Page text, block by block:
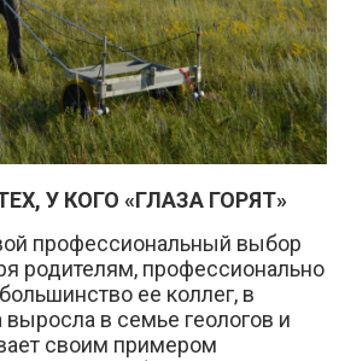
У КОГО «ГЛАЗА ГОРЯТ»
профессиональный выбор
родителям, профессионально
ее коллег, в
в семье геологов и
своим примером